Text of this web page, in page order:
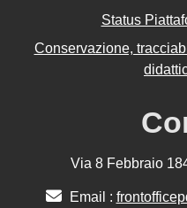
Status
Conservazione,
Via 8 Febbraio
Email :